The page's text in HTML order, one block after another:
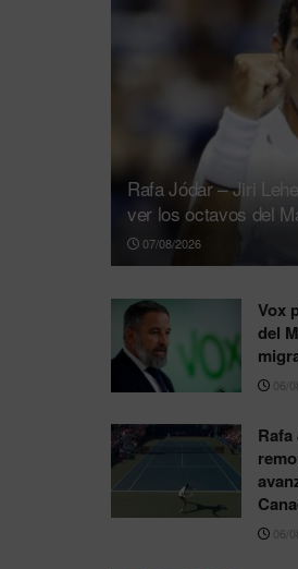
Rafa Jódar – Jiri
ver los octavos del
07/08/2026
Vox
del
06/
06/